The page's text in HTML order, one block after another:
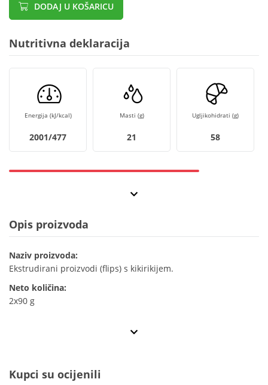
DODAJ U KOŠARICU
Nutritivna deklaracija
Energija (kJ/kcal)
2001/477
Masti (g)
21
Ugljikohidrati (g)
58
Opis proizvoda
Naziv proizvoda:
Ekstrudirani proizvodi (flips) s kikirikijem.
Neto količina:
2x90 g
Kupci su ocijenili